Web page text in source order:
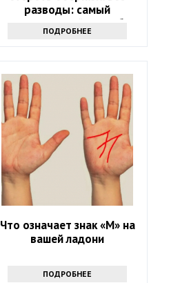
разводы: самый
эффективный способ
ПОДРОБНЕЕ
Что означает знак «М» на
вашей ладони
ПОДРОБНЕЕ